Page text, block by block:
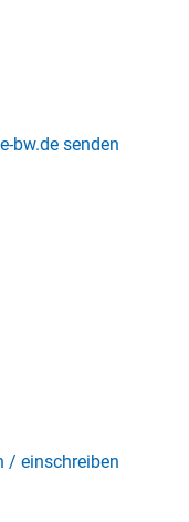
bw.de senden
/ einschreiben